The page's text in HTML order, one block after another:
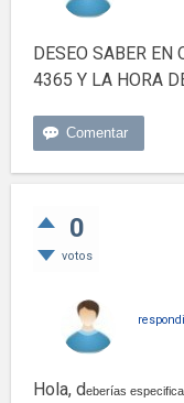
DESEO SABER EN
4365 Y LA HORA
0
votos
Hola, deberías